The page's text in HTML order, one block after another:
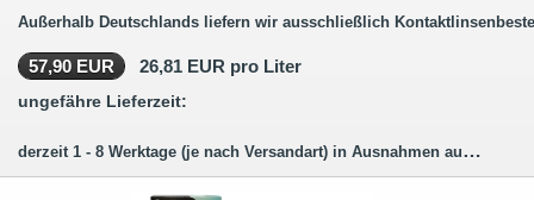
Außerhalb Deutschlands liefern wir ausschließlich
57,90 EUR 26,81 EUR pro Liter
ungefähre Lieferzeit:
derzeit 1 - 8 Werktage (je nach Versandart) in Ausnahmen auch länger.